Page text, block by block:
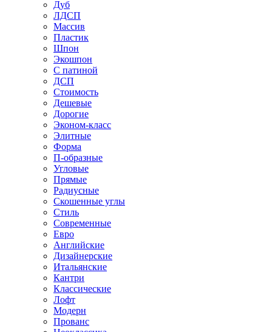
Дуб
ЛДСП
Массив
Пластик
Шпон
Экошпон
С патиной
ДСП
Стоимость
Дешевые
Дорогие
Эконом-класс
Элитные
Форма
П-образные
Угловые
Прямые
Радиусные
Скошенные углы
Стиль
Современные
Евро
Английские
Дизайнерские
Итальянские
Кантри
Классические
Лофт
Модерн
Прованс